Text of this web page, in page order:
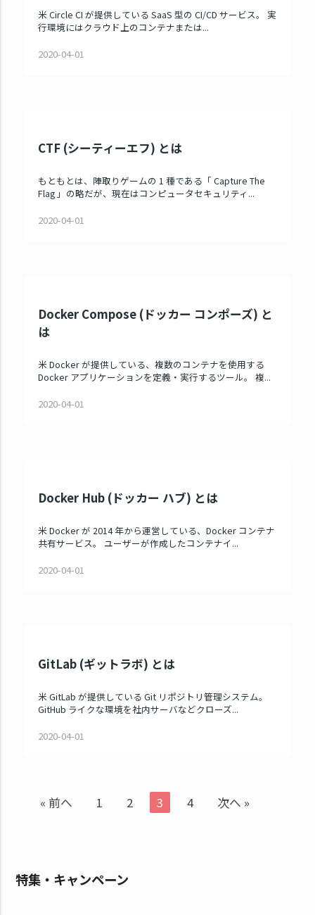
米 Circle CI が提供している SaaS 型の CI/CD サービス。 実
行環境にはクラウド上のコンテナまたは...
2020-04-01
CTF (シーティーエフ) とは
もともとは、陣取りゲームの 1 種である「 Capture The
Flag 」の略だが、現在はコンピュータセキュリティ...
2020-04-01
Docker Compose (ドッカー コンポーズ) と
は
米 Docker が提供している、複数のコンテナを使用する
Docker アプリケーションを定義・実行するツール。 複...
2020-04-01
Docker Hub (ドッカー ハブ) とは
米 Docker が 2014 年から運営している、Docker コンテナ
共有サービス。 ユーザーが作成したコンテナイ...
2020-04-01
GitLab (ギットラボ) とは
米 GitLab が提供している Git リポジトリ管理システム。
GitHub ライクな環境を社内サーバなどクローズ...
2020-04-01
« 前へ 1 2 3 4 次へ »
特集・キャンペーン